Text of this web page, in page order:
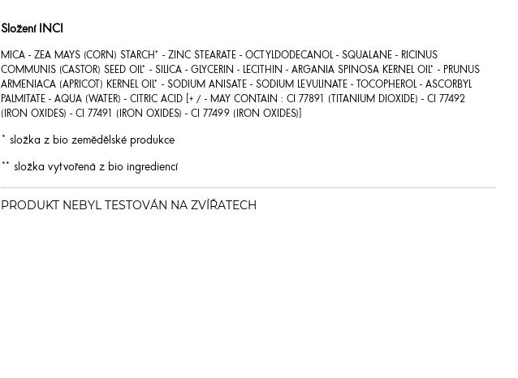
Složení INCI
MICA - ZEA MAYS (CORN) STARCH* - ZINC STEARATE - OCTYLDODECANOL - SQUALANE - RICINUS
COMMUNIS (CASTOR) SEED OIL* - SILICA - GLYCERIN - LECITHIN - ARGANIA SPINOSA KERNEL OIL* - PRUNUS
ARMENIACA (APRICOT) KERNEL OIL* - SODIUM ANISATE - SODIUM LEVULINATE - TOCOPHEROL - ASCORBYL
PALMITATE - AQUA (WATER) - CITRIC ACID [+ / - MAY CONTAIN : CI 77891 (TITANIUM DIOXIDE) - CI 77492
(IRON OXIDES) - CI 77491 (IRON OXIDES) - CI 77499 (IRON OXIDES)]
* složka z bio zemědělské produkce
** složka vytvořená z bio ingrediencí